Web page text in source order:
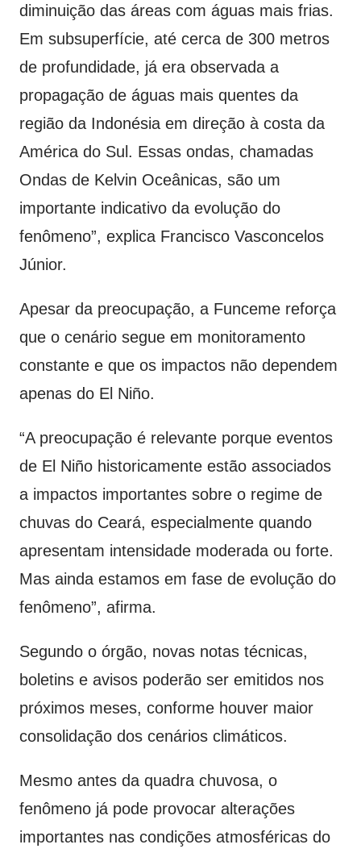
diminuição das áreas com águas mais frias.
Em subsuperfície, até cerca de 300 metros
de profundidade, já era observada a
propagação de águas mais quentes da
região da Indonésia em direção à costa da
América do Sul. Essas ondas, chamadas
Ondas de Kelvin Oceânicas, são um
importante indicativo da evolução do
fenômeno”, explica Francisco Vasconcelos
Júnior.
Apesar da preocupação, a Funceme reforça
que o cenário segue em monitoramento
constante e que os impactos não dependem
apenas do El Niño.
“A preocupação é relevante porque eventos
de El Niño historicamente estão associados
a impactos importantes sobre o regime de
chuvas do Ceará, especialmente quando
apresentam intensidade moderada ou forte.
Mas ainda estamos em fase de evolução do
fenômeno”, afirma.
Segundo o órgão, novas notas técnicas,
boletins e avisos poderão ser emitidos nos
próximos meses, conforme houver maior
consolidação dos cenários climáticos.
Mesmo antes da quadra chuvosa, o
fenômeno já pode provocar alterações
importantes nas condições atmosféricas do